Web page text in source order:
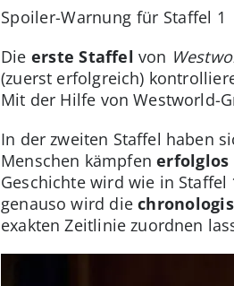
Spoiler-Warnung für Staffel 1
Die erste Staffel von
(zuerst erfolgreich)
Mit der Hilfe von Westworld-
In der zweiten Staffel haben
Menschen kämpfenerfolglos
Geschichte wird wie in
genauso wird die
exakten Zeitlinie zuordnen